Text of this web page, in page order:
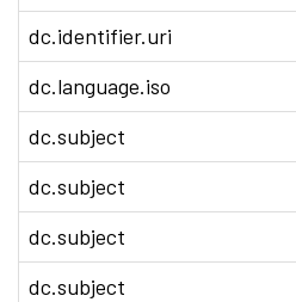
dc.identifier.uri
dc.language.iso
dc.subject
dc.subject
dc.subject
dc.subject